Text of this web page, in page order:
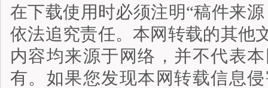
在下载使用时必须注明“稿件来
依法追究责任。本网转载的其他
内容均来源于网络，并不代表
有。如果您发现本网转载信息